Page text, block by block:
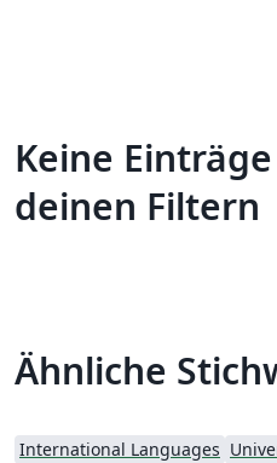
Keine
deinen Filtern
Ähnliche
International Languages